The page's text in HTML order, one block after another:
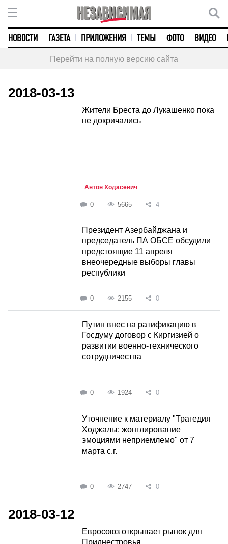
НОВОСТИ ГАЗЕТА ПРИЛОЖЕНИЯ ТЕМЫ ФОТО ВИДЕО
Перейти на полную версию сайта
2018-03-13
Жители Бреста до Лукашенко пока
не докричались
Антон Ходасевич
0 5665 4
Президент Азербайджана и
председатель ПА ОБСЕ обсудили
предстоящие 11 апреля
внеочередные выборы главы
республики
0 2155 0
Путин внес на ратификацию в
Госдуму договор с Киргизией о
развитии военно-технического
сотрудничества
0 1924 0
Уточнение к материалу "Трагедия
Ходжалы: жонглирование
эмоциями неприемлемо" от 7
марта с.г.
0 2747 0
2018-03-12
Евросоюз открывает рынок для